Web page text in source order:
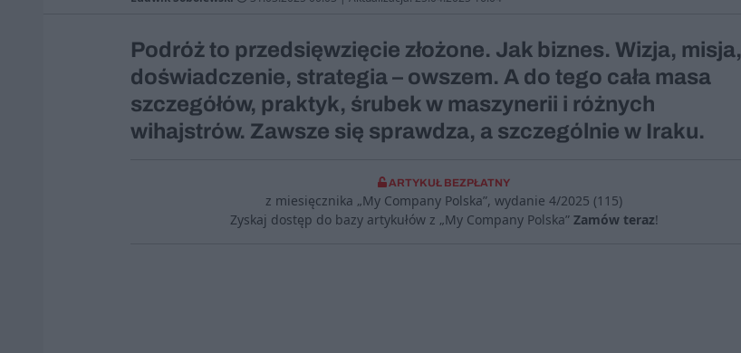
Podróż to przedsięwzięcie złożone. Jak biznes. Wizja, misja,
doświadczenie, strategia – owszem. A do tego cała masa
szczegółów, praktyk, śrubek w maszynerii i różnych
wihajstrów. Zawsze się sprawdza, a szczególnie w Iraku.
ARTYKUŁ BEZPŁATNY
z miesięcznika „My Company Polska”, wydanie 4/2025 (115)
Zyskaj dostęp do bazy artykułów z „My Company Polska” Zamów teraz!